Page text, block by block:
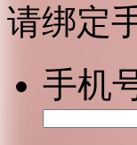
请绑定
手机